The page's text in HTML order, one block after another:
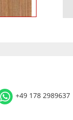
+49 178 2989637